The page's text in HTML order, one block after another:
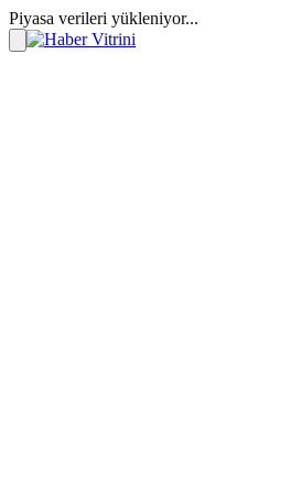
Piyasa verileri yükleniyor...